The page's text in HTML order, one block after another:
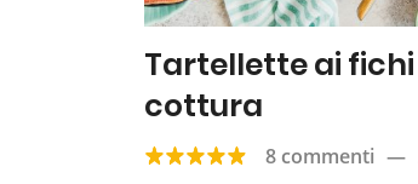
Tartellette ai
cottura
8 commenti —